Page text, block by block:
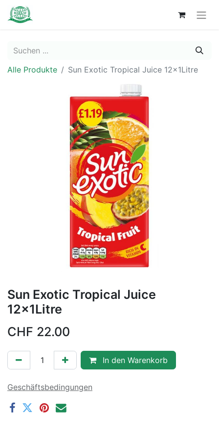
Alle Produkte Sun Exotic Tropical Juice 12x1Litre
Sun Exotic Tropical Juice
12x1Litre
CHF 22.00
In den Warenkorb
Geschäftsbedingungen